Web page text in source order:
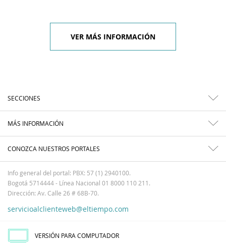
VER MÁS INFORMACIÓN
SECCIONES
MÁS INFORMACIÓN
CONOZCA NUESTROS PORTALES
Info general del portal: PBX: 57 (1) 2940100.
Bogotá 5714444 - Línea Nacional 01 8000 110 211.
Dirección: Av. Calle 26 # 68B-70.
servicioalclienteweb@eltiempo.com
VERSIÓN PARA COMPUTADOR